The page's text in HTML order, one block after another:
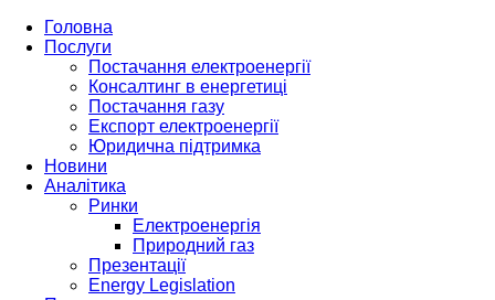
Головна
Послуги
Постачання електроенергії
Консалтинг в енергетиці
Постачання газу
Експорт електроенергії
Юридична підтримка
Новини
Аналітика
Ринки
Електроенергія
Природний газ
Презентації
Energy Legislation